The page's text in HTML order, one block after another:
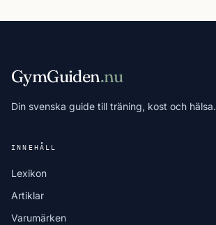
GymGuiden.nu
Din svenska guide till träning, kost och hälsa.
INNEHÅLL
Lexikon
Artiklar
Varumärken